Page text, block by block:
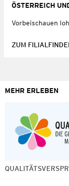
ÖSTERREICH
Vorbeischauen
ZUM
MEHR ERLEBEN